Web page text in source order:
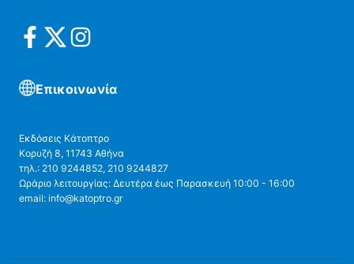
Επικοινωνία
Εκδόσεις Κάτοπτρο
Κορυζή 8, 11743 Αθήνα
τηλ.: 210 9244852, 210 9244827
Ωράριο λειτουργίας: Δευτέρα έως Παρασκευή 10:00 - 16:00
email: info@katoptro.gr